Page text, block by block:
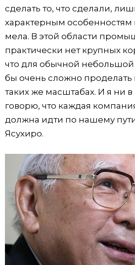
сделать то, что сделали,
характерным особенностям
мела. В этой области
практически нет крупных
что для обычной
бы очень сложно проделать
таких же масштабах. И я ни
говорю, что каждая
должна идти по нашему
Ясухиро.